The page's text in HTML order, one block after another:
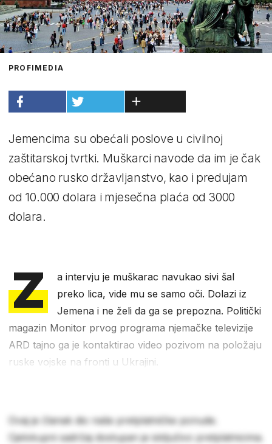
PROFIMEDIA
Jemencima su obećali poslove u civilnoj
zaštitarskoj tvrtki. Muškarci navode da im je čak
obećano rusko državljanstvo, kao i predujam
od 10.000 dolara i mjesečna plaća od 3000
dolara.
Z
a intervju je muškarac navukao sivi šal
preko lica, vide mu se samo oči. Dolazi iz
Jemena i ne želi da ga se prepozna. Politički
magazin Monitor prvog programa njemačke televizije
ARD tajno ga je kontaktirao video pozivom na položaju
ruske vojske na fronti u Ukrajini.
Ovaj je članak dio naše pretplatničke ponude.
Cjelokupni sadržaj dostupan je isključivo pretplatnicima.